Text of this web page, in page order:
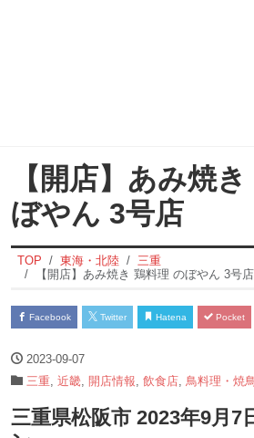
【開店】あみ焼
ぼやん 3号店
TOP 東海・北陸
三重
【開店】あみ焼き 鶏料理 のぼやん 3号店
Facebook Twitter Hatena Pocket
2023-09-07
三重 近畿 開店情報 飲食店 鳥料理・焼
三重県松阪市 2023年9月7